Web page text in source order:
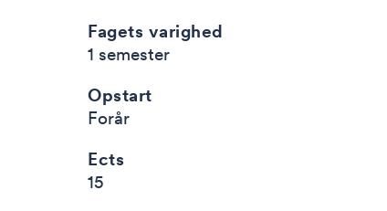
Fagets varighed
1 semester
Opstart
Forår
Ects
15